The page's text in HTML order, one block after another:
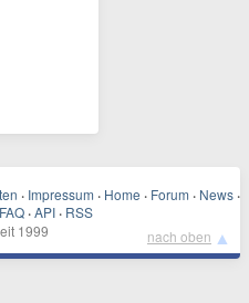
· Impressum · Home · Forum · News ·
· API · RSS
1999 nach oben ▲